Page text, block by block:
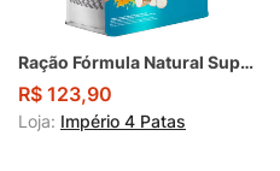
Ração Fórmula Natural Super Premium Fresh Meat Cães Filhotes Portes Mini e Pequeno Frango, Mandioca e Cúrcuma
R$ 123,90
Loja: Império 4 Patas